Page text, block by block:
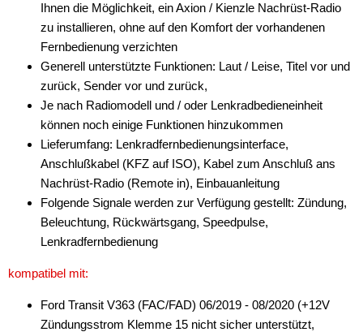
Antennenstab
Antennenstecker
Antennenverstärker
Antennenzubehör
Aux-In-Adapter
Bluetooth
CAN-BUS-Adapter
für Alfa Romeo
für Audi
für BMW
Ihnen die Möglichkeit, ein Axion / Kienzle Nachrüst-Radio
zu installieren, ohne auf den Komfort der vorhandenen
Fernbedienung verzichten
Generell unterstützte Funktionen: Laut / Leise, Titel vor und
zurück, Sender vor und zurück,
Je nach Radiomodell und / oder Lenkradbedieneinheit
können noch einige Funktionen hinzukommen
Lieferumfang: Lenkradfernbedienungsinterface,
Anschlußkabel (KFZ auf ISO), Kabel zum Anschluß ans
Nachrüst-Radio (Remote in), Einbauanleitung
Folgende Signale werden zur Verfügung gestellt: Zündung,
Beleuchtung, Rückwärtsgang, Speedpulse,
Lenkradfernbedienung
kompatibel mit:
Ford Transit V363 (FAC/FAD) 06/2019 - 08/2020 (+12V
Zündungsstrom Klemme 15 nicht sicher unterstützt,